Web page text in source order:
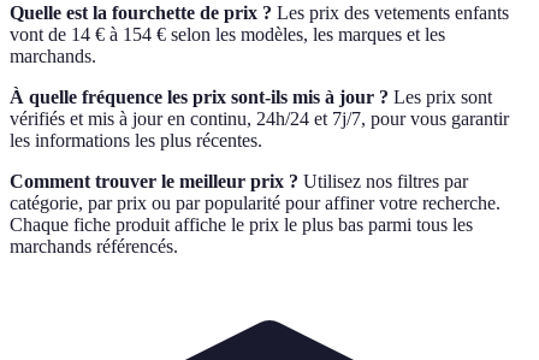
Quelle est la fourchette de prix ? Les prix des vetements enfants
vont de 14 € à 154 € selon les modèles, les marques et les
marchands.
À quelle fréquence les prix sont-ils mis à jour ? Les prix sont
vérifiés et mis à jour en continu, 24h/24 et 7j/7, pour vous garantir
les informations les plus récentes.
Comment trouver le meilleur prix ? Utilisez nos filtres par
catégorie, par prix ou par popularité pour affiner votre recherche.
Chaque fiche produit affiche le prix le plus bas parmi tous les
marchands référencés.